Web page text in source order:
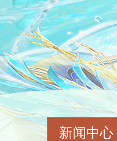
新闻中心